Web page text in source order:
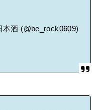
酒 (@be_rock0609)